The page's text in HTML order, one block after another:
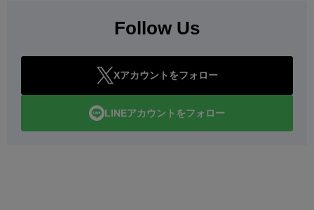
Follow Us
Xアカウントをフォロー
LINEアカウントをフォロー